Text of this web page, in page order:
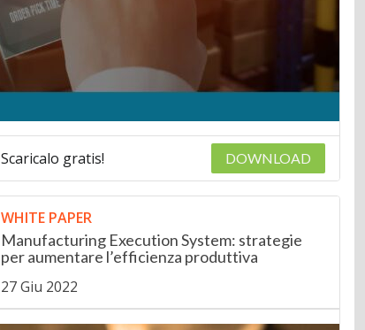
Scaricalo gratis! DOWNLOAD
WHITE PAPER
Manufacturing Execution System: strategie
per aumentare l’efficienza produttiva
27 Giu 2022